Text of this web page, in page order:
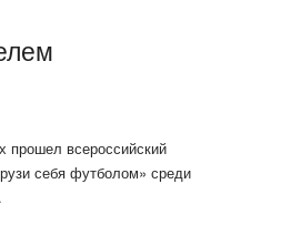
прошел всероссийский
себя футболом» среди